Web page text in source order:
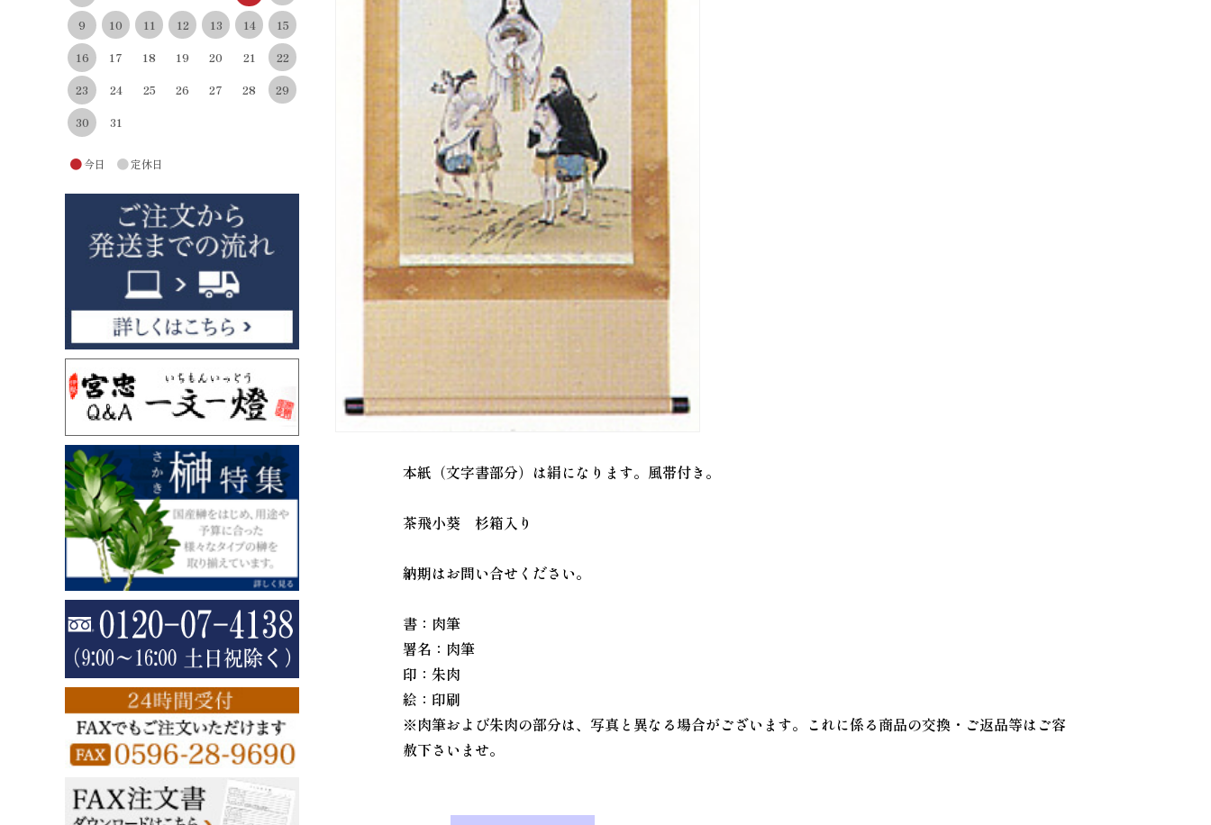
本紙（文字書部分）は絹になります。風帯付き。
茶飛小葵 杉箱入り
納期はお問い合せください。
書：肉筆
署名：肉筆
印：朱肉
絵：印刷
※肉筆および朱肉の部分は、写真と異なる場合がございます。これに係る商品の交換・ご返品等はご容
赦下さいませ。
9 10 11 12 13 14 15
16 17 18 19 20 21 22
23 24 25 26 27 28 29
30 31
●今日 ●定休日